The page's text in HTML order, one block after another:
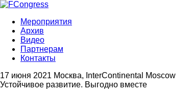
Мероприятия
Архив
Видео
Партнерам
Контакты
17 июня 2021 Москва, InterContinental Moscow
Устойчивое развитие. Выгодно вместе